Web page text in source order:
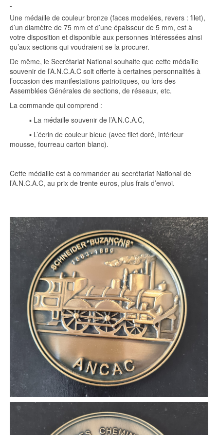
Une médaille de couleur bronze (faces modelées, revers : filet),
d’un diamètre de 75 mm et d’une épaisseur de 5 mm, est à
votre disposition et disponible aux personnes intéressées ainsi
qu’aux sections qui voudraient se la procurer.
De même, le Secrétariat National souhaite que cette médaille
souvenir de l’A.N.C.A.C soit offerte à certaines personnalités à
l’occasion des manifestations patriotiques, ou lors des
Assemblées Générales de sections, de réseaux, etc.
La commande qui comprend :
▪ La médaille souvenir de l’A.N.C.A.C,
▪ L’écrin de couleur bleue (avec filet doré, intérieur
mousse, fourreau carton blanc).
Cette médaille est à commander au secrétariat National de
l’A.N.C.A.C, au prix de trente euros, plus frais d’envoi.